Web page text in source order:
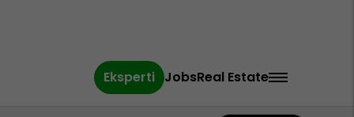
Eksperti JobsReal Estate